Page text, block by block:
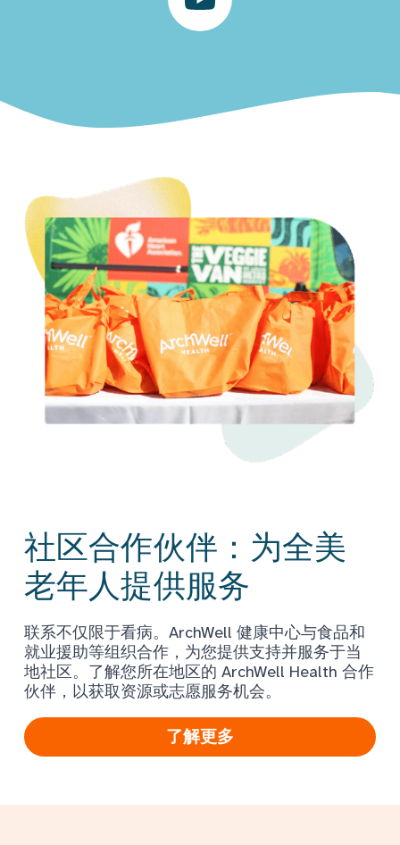
社区合作伙伴：为全美
老年人提供服务
联系不仅限于看病。ArchWell 健康中心与食品和
就业援助等组织合作，为您提供支持并服务于当
地社区。了解您所在地区的 ArchWell Health 合作
伙伴，以获取资源或志愿服务机会。
了解更多